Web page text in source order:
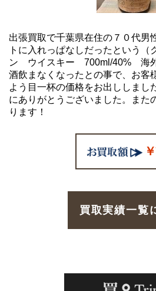
出張買取で千葉県在住の７０代男
トに入れっぱなしだったという
ン ウイスキー 700ml/40% 海外
酒飲まなくなったとの事で、お客
よう目一杯の価格をお出ししまし
にありがとうございました。また
ります！
買取実績一覧